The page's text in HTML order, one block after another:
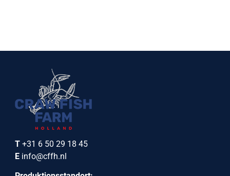
T +31 6 50 29 18 45
E info@cffh.nl